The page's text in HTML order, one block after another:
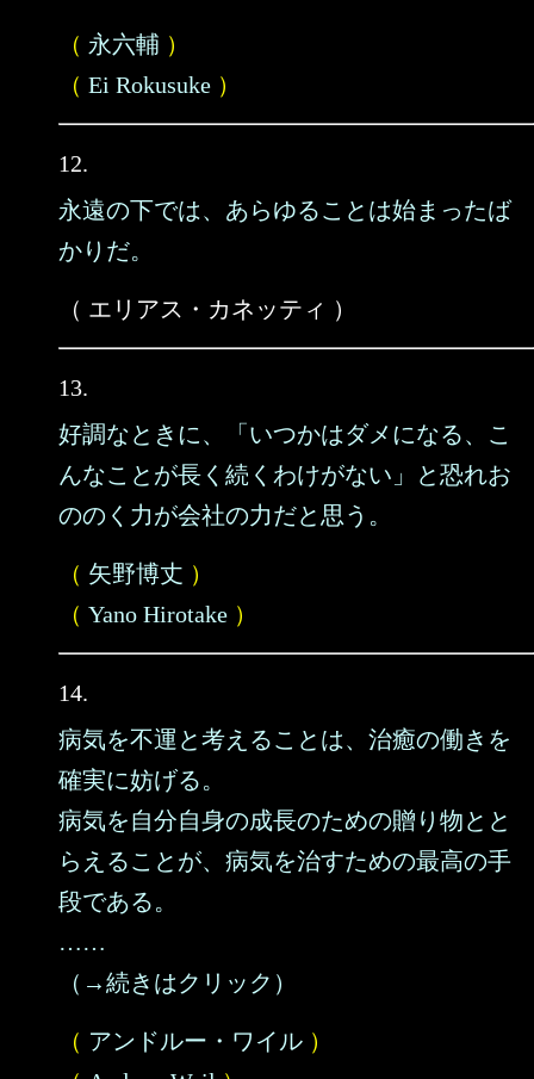
（ 永六輔 ）
（ Ei Rokusuke ）
12.
永遠の下では、あらゆることは始まったば
かりだ。
（ エリアス・カネッティ ）
13.
好調なときに、「いつかはダメになる、こ
んなことが長く続くわけがない」と恐れお
ののく力が会社の力だと思う。
（ 矢野博丈 ）
（ Yano Hirotake ）
14.
病気を不運と考えることは、治癒の働きを
確実に妨げる。
病気を自分自身の成長のための贈り物とと
らえることが、病気を治すための最高の手
段である。
……
（→続きはクリック）
（ アンドルー・ワイル ）